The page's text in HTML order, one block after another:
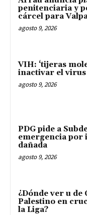
penitenciaria y
cárcel para
agosto 9, 2026
VIH: ‘tijeras
inactivar el
agosto 9, 2026
PDG pide a
emergencia
dañada
agosto 9, 2026
¿Dónde ver u de
Palestino en
la Liga?